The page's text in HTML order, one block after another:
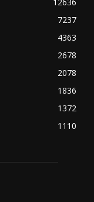
7237
4363
2678
2078
1836
1372
1110